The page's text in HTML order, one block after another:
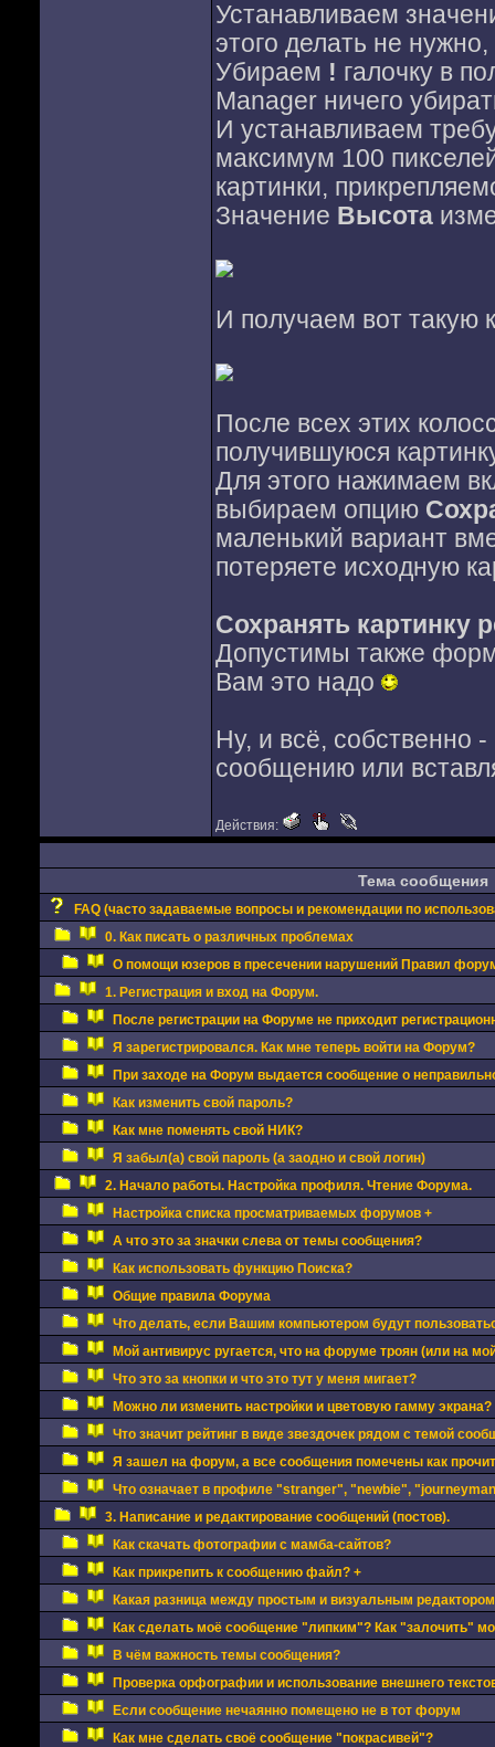
Устанавливаем
этого делать не
Убираем ! галочку в
Manager ничего
И устанавливаем
максимум 100
картинки,
Значение Высота
И получаем вот такую
После всех этих
получившуюся
Для этого нажимаем
выбираем опцию
маленький вариант
потеряете исходную
Сохранять картинку
Допустимы также
Вам это надо
Ну, и всё, собственно
сообщению или
Действия:
Тема сообщения
FAQ (часто задаваемые вопросы и рекомендации по
0. Как писать о различных проблемах
О помощи юзеров в пресечении нарушений Правил
1. Регистрация и вход на Форум.
После регистрации на Форуме не приходит
Я зарегистрировался. Как мне теперь войти на Форум?
При заходе на Форум выдается сообщение о
Как изменить свой пароль?
Как мне поменять свой НИК?
Я забыл(а) свой пароль (а заодно и свой логин)
2. Начало работы. Настройка профиля. Чтение Форума.
Настройка списка просматриваемых форумов +
А что это за значки слева от темы сообщения?
Как использовать функцию Поиска?
Общие правила Форума
Что делать, если Вашим компьютером будут
Мой антивирус ругается, что на форуме троян (или на
Что это за кнопки и что это тут у меня мигает?
Можно ли изменить настройки и цветовую гамму экрана?
Что значит рейтинг в виде звездочек рядом с темой
Я зашел на форум, а все сообщения помечены как
Что означает в профиле "stranger", "newbie",
3. Написание и редактирование сообщений (постов).
Как скачать фотографии с мамба-сайтов?
Как прикрепить к сообщению файл? +
Какая разница между простым и визуальным
Как сделать моё сообщение "липким"? Как "залочить"
В чём важность темы сообщения?
Проверка орфографии и использование внешнего
Если сообщение нечаянно помещено не в тот форум
Как мне сделать своё сообщение "покрасивей"?